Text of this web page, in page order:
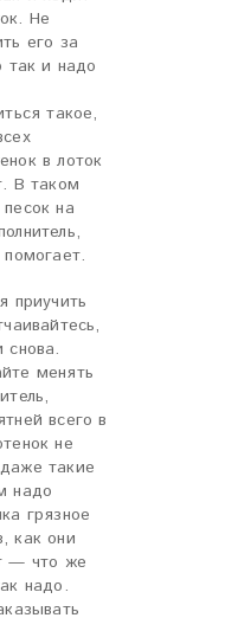
Не
его за
так и надо
такое,
в лоток
В таком
на
приучить
снова.
менять
всего в
не
такие
надо
грязное
как они
— что же
надо.